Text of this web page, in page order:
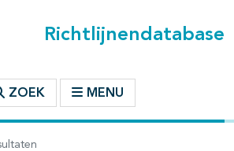
Richtlijnendatabase
ZOEK MENU